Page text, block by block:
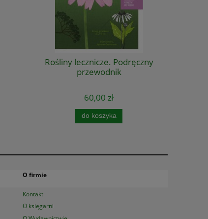
Rośliny lecznicze. Podręczny
przewodnik
60,00 zł
do koszyka
O firmie
Kontakt
O księgarni